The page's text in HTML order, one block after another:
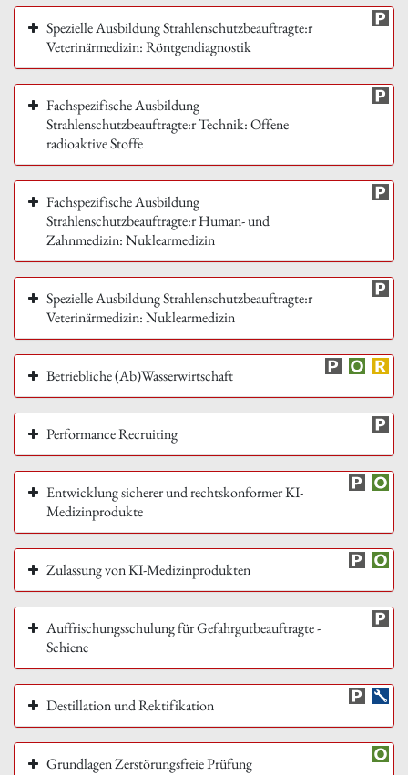
Spezielle Ausbildung Strahlenschutzbeauftragte:r
Veterinärmedizin: Röntgendiagnostik
Fachspezifische Ausbildung
Strahlenschutzbeauftragte:r Technik: Offene
radioaktive Stoffe
Fachspezifische Ausbildung
Strahlenschutzbeauftragte:r Human- und
Zahnmedizin: Nuklearmedizin
Spezielle Ausbildung Strahlenschutzbeauftragte:r
Veterinärmedizin: Nuklearmedizin
Betriebliche (Ab)Wasserwirtschaft
Performance Recruiting
Entwicklung sicherer und rechtskonformer KI-
Medizinprodukte
Zulassung von KI-Medizinprodukten
Auffrischungsschulung für Gefahrgutbeauftragte -
Schiene
Destillation und Rektifikation
Grundlagen Zerstörungsfreie Prüfung